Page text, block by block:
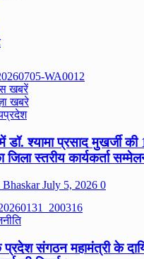
खबरें
खबरे
डॉ. श्यामा प्रसाद मुखर्जी
जिला स्तरीय कार्यकर्ता
July 5, 2026 0
प्रदेश संगठन महामंत्री के